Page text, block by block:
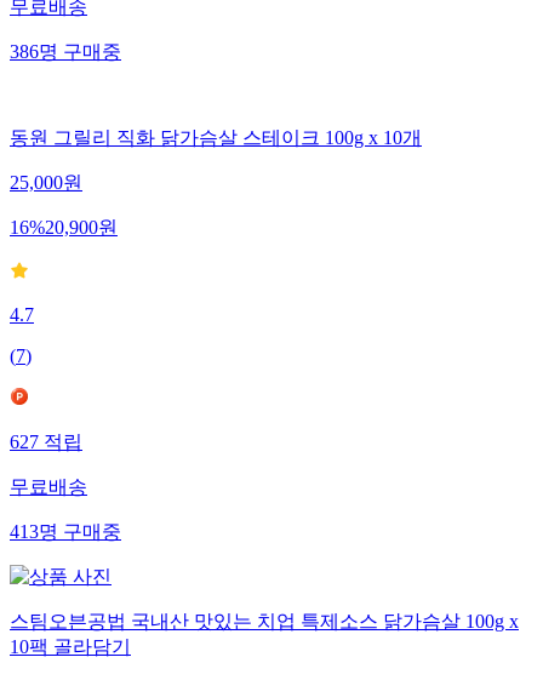
무료배송
386명구매중
동원 그릴리 직화 닭가슴살 스테이크 100g x 10개
25,000원
16%20,900원
4.7
(7)
627적립
무료배송
413명구매중
스팀오븐공법 국내산 맛있는 치업 특제소스 닭가슴살 100g x
10팩 골라담기